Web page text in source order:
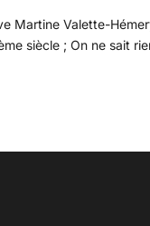
Martine Valette-
siècle ; On ne sait